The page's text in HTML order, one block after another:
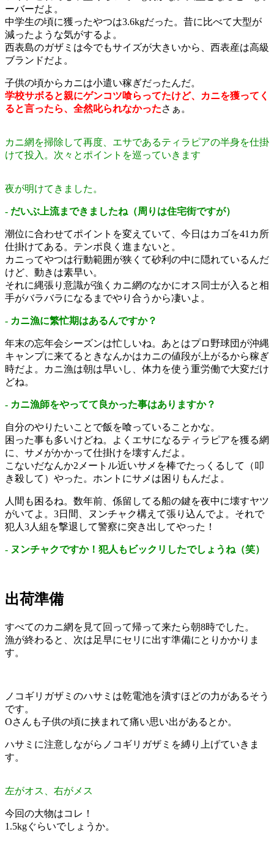
ーバーだよ。
中学生の頃に獲ったやつは3.6kgだった。昔に比べて大型が
減ったような気がするよ。
西表島のガザミは今でもサイズが大きいから、西表産は高級
ブランドだよ。
子供の頃からカニは小遣い稼ぎだったんだ。
学校サボると親にゲンコツ喰らってたけど、カニを獲ってく
ると言ったら、全然叱られなかったさぁ。
カニ網を掃除して再度、エサであるティラピアの半身を仕掛
けて投入。次々とポイントを巡っていきます
夜が明けてきました。
- だいぶ上流まできましたね（周りは住宅街ですが）
潮位に合わせてポイントを変えていて、今日はカゴを41カ所
仕掛けてある。テンポ良く進まないと。
カニってやつは行動範囲が狭くて砂利の中に隠れているんだ
けど、動きは素早い。
それに縄張り意識が強くカニ網のなかにオス同士が入ると相
手がバラバラになるまでやり合うから凄いよ。
- カニ漁に繁忙期はあるんですか？
年末の忘年会シーズンは忙しいね。あとはプロ野球団が沖縄
キャンプに来てるときなんかはカニの値段が上がるから稼ぎ
時だよ。カニ漁は朝は早いし、体力を使う重労働で大変だけ
どね。
- カニ漁師をやってて良かった事はありますか？
自分のやりたいことで飯を喰っていることかな。
困った事も多いけどね。よくエサになるティラピアを獲る網
に、サメがかかって仕掛けを壊すんだよ。
こないだなんか2メートル近いサメを棒でたっくるして（叩
き殺して）やった。ホントにサメは困りもんだよ。
人間も困るね。数年前、係留してる船の鍵を夜中に壊すヤツ
がいてよ。3日間、ヌンチャク構えて張り込んでよ。それで
犯人3人組を撃退して警察に突き出してやった！
- ヌンチャクですか！犯人もビックリしたでしょうね（笑）
出荷準備
すべてのカニ網を見て回って帰って来たら朝8時でした。
漁が終わると、次は足早にセリに出す準備にとりかかりま
す。
ノコギリガザミのハサミは乾電池を潰すほどの力があるそう
です。
Oさんも子供の頃に挟まれて痛い思い出があるとか。
ハサミに注意しながらノコギリガザミを縛り上げていきま
す。
左がオス、右がメス
今回の大物はコレ！
1.5kgぐらいでしょうか。